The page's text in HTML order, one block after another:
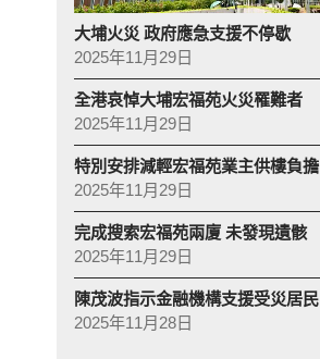
大埔火災 政府應急支援不停歇
2025年11月29日
全港哀悼大埔宏福苑火災罹難者
2025年11月29日
特別安排減輕宏福苑業主供樓負擔
2025年11月29日
完成搜索宏福苑兩廈 未發現遺骸
2025年11月29日
陳茂波指示金融機構支援受災居民
2025年11月28日